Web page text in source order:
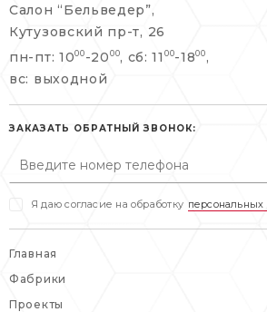
info@belveder-e.ru
пн-пт: 10:00-20:00
сб, вс: выходной
+7 495 477 45 43
info@belveder-e.ru
пн-пт: 10:00-19:00
сб: выходной
Салон “Бельведер”,
Кутузовский пр-т, 26
пн-пт: 1000 -20 00, сб: 11 00-1800 ,
вс: выходной
ЗАКАЗАТЬ ОБРАТНЫЙ ЗВОНОК:
Я даю согласие на обработку
Главная
Фабрики
Проекты